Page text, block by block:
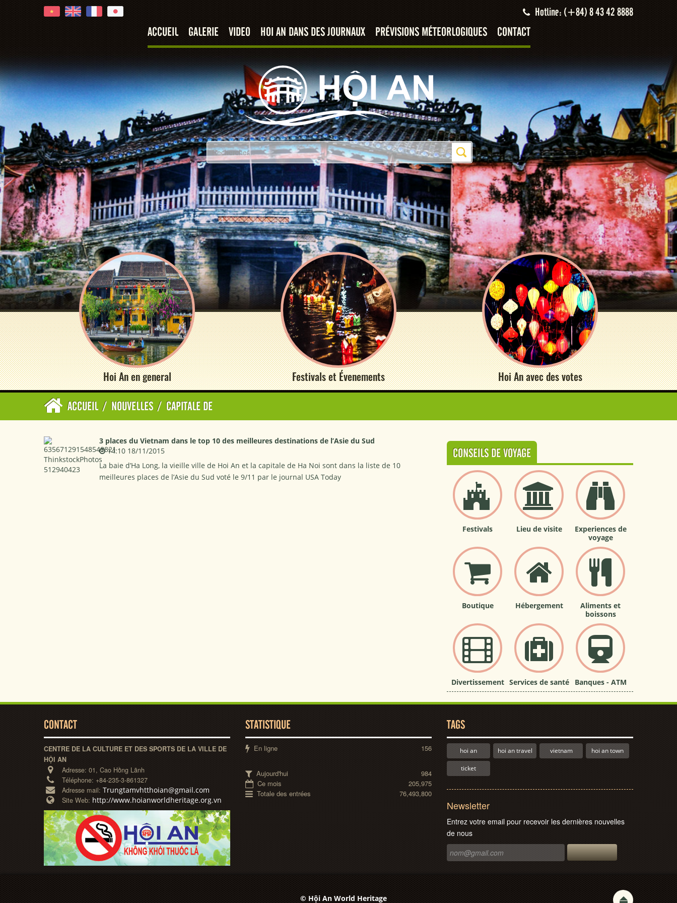
Hotline: (+84) 8 43 42 8888
ACCUEIL GALERIE VIDEO HOI AN DANS DES JOURNAUX PRÉVISIONS MÉTEORLOGIQUES CONTACT
Hoi An en general Festivals et Évenements Hoi An avec des votes
ACCUEIL / NOUVELLES / CAPITALE DE
3 places du Vietnam dans le top 10 des meilleures destinations de l’Asie du Sud
14:10 18/11/2015
La baie d’Ha Long, la vieille ville de Hoi An et la capitale de Ha Noi sont dans la liste de 10
meilleures places de l’Asie du Sud voté le 9/11 par le journal USA Today
CONSEILS DE VOYAGE
Festivals Lieu de visite
Experiences de
voyage
Boutique Hébergement
Aliments et
boissons
Divertissement Services de santé Banques - ATM
CONTACT
CENTRE DE LA CULTURE ET DES SPORTS DE LA VILLE DE
HỘI AN
Adresse: 01, Cao Hồng Lãnh
Téléphone: +84-235-3-861327
Adresse mail: Trungtamvhtthoian@gmail.com
Site Web: http://www.hoianworldheritage.org.vn
STATISTIQUE
En ligne 156
Aujourd'hui
984
Ce mois
205,975
Totale des entrées
76,493,800
TAGS
hoi an hoi an travel vietnam hoi an town
ticket
Newsletter
Entrez votre email pour recevoir les dernières nouvelles
de nous
© Hội An World Heritage